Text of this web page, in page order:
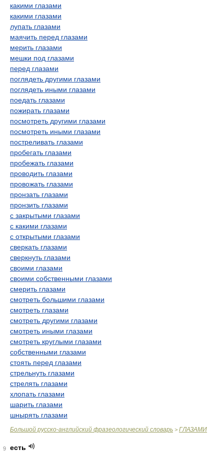
какими глазами
какими глазами
лупать глазами
маячить перед глазами
мерить глазами
мешки под глазами
перед глазами
поглядеть другими глазами
поглядеть иными глазами
поедать глазами
пожирать глазами
посмотреть другими глазами
посмотреть иными глазами
постреливать глазами
пробегать глазами
пробежать глазами
проводить глазами
провожать глазами
пронзать глазами
пронзить глазами
с закрытыми глазами
с какими глазами
с открытыми глазами
сверкать глазами
сверкнуть глазами
своими глазами
своими собственными глазами
смерить глазами
смотреть большими глазами
смотреть глазами
смотреть другими глазами
смотреть иными глазами
смотреть круглыми глазами
собственными глазами
стоять перед глазами
стрельнуть глазами
стрелять глазами
хлопать глазами
шарить глазами
шнырять глазами
Большой русско-английский фразеологический словарь > ГЛАЗАМИ
9
есть